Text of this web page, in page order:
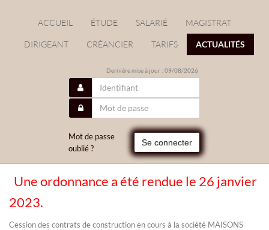
ACCUEIL ÉTUDE SALARIÉ MAGISTRAT
DIRIGEANT CRÉANCIER TARIFS ACTUALITÉS
Dernière mise à jour : 09/08/2026
Mot de passe
oublié ?
Se connecter
Une ordonnance a été rendue le 26 janvier
2023.
Cession des contrats de construction en cours à la société MAISONS